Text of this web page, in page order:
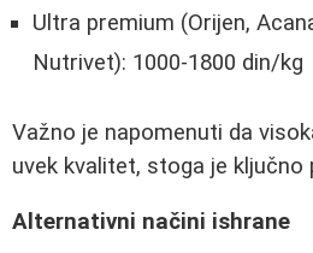
Ultra premium (Orijen,
Nutrivet): 1000-1800 din/kg
Važno je napomenuti da
uvek kvalitet, stoga je
Alternativni načini ishrane